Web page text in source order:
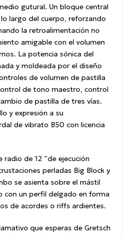
gutural. Un bloque central
largo del cuerpo, reforzando
la retroalimentación no
amigable con el volumen
La potencia sónica del
y moldeada por el diseño
de volumen de pastilla
de tono maestro, control
de pastilla de tres vías.
y expresión a su
de vibrato B50 con licencia
radio de 12 ”de ejecución
perladas Big Block y
se asienta sobre el mástil
con un perfil delgado en forma
de acordes o riffs ardientes.
que esperas de Gretsch